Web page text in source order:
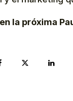
la próxima